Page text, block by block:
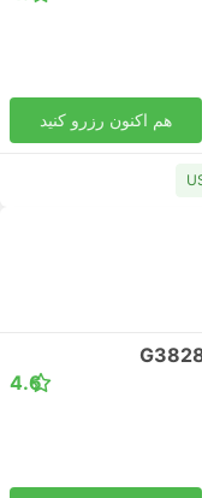
هم اکنون رزرو کنید
4.6